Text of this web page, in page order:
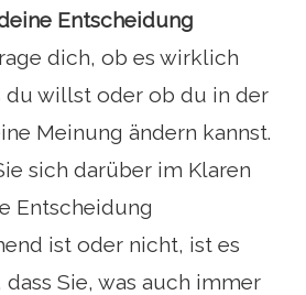
Entscheidung
dich, ob es wirklich
du willst oder ob du in der
Meinung ändern kannst.
sich darüber im Klaren
Entscheidung
ist oder nicht, ist es
Sie, was auch immer